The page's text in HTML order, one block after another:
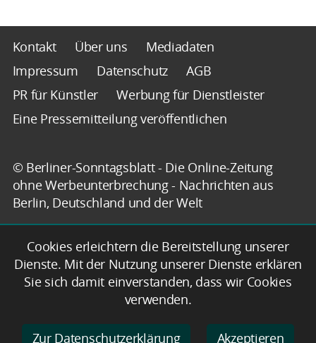
Kontakt Über uns
Mediadaten
Impressum
Datenschutz
AGB
PR für Künstler
Werbung für Dienstleister
Eine Pressemitteilung veröffentlichen
© Berliner-Sonntagsblatt - Die Online-Zeitung
ohne Werbeunterbrechung - Nachrichten aus
Berlin, Deutschland und der Welt
Cookies erleichtern die Bereitstellung unserer
Dienste. Mit der Nutzung unserer Dienste erklären
Sie sich damit einverstanden, dass wir Cookies
verwenden.
Zur Datenschutzerklärung Akzeptieren